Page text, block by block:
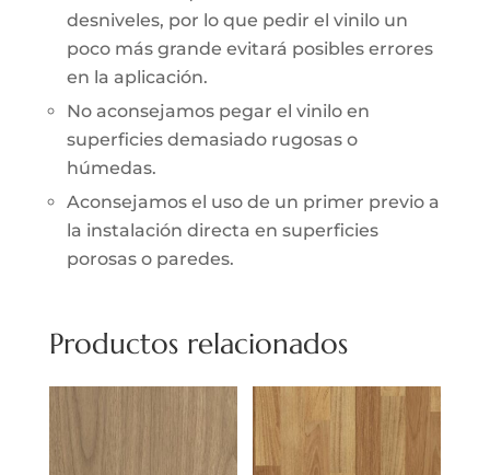
desniveles, por lo que pedir el vinilo un
poco más grande evitará posibles errores
en la aplicación.
No aconsejamos pegar el vinilo en
superficies demasiado rugosas o
húmedas.
Aconsejamos el uso de un primer previo a
la instalación directa en superficies
porosas o paredes.
Productos relacionados